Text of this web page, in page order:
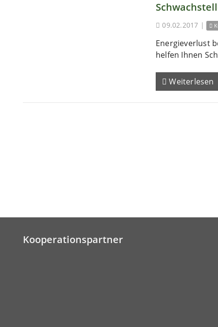
09.02.2017 |
Energieverlust
helfen Ihnen
Weiterlesen
Kooperationspartner